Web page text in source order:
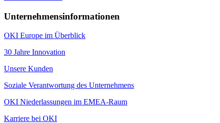
Unternehmensinformationen
OKI Europe im Überblick
30 Jahre Innovation
Unsere Kunden
Soziale Verantwortung des Unternehmens
OKI Niederlassungen im EMEA-Raum
Karriere bei OKI